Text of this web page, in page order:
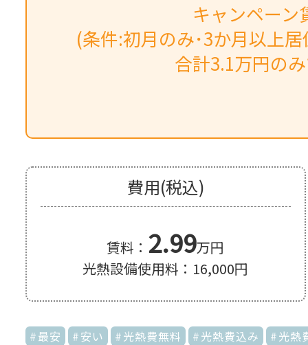
キャンペーン
(条件:初月のみ･3か月以上
合計3.1万円の
費用(税込)
賃料： 2.99万円
光熱設備使用料：16,000円
最安 安い 光熱費無料 光熱費込み
光熱